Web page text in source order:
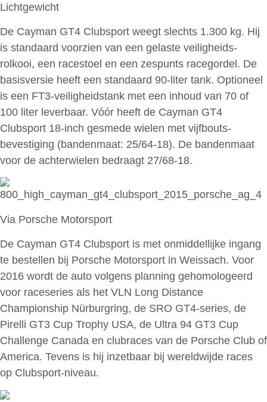
Lichtgewicht
De Cayman GT4 Clubsport weegt slechts 1.300 kg. Hij
is standaard voorzien van een gelaste veiligheids-
rolkooi, een racestoel en een zespunts racegordel. De
basisversie heeft een standaard 90-liter tank. Optioneel
is een FT3-veiligheidstank met een inhoud van 70 of
100 liter leverbaar. Vóór heeft de Cayman GT4
Clubsport 18-inch gesmede wielen met vijfbouts-
bevestiging (bandenmaat: 25/64-18). De bandenmaat
voor de achterwielen bedraagt 27/68-18.
Via Porsche Motorsport
De Cayman GT4 Clubsport is met onmiddellijke ingang
te bestellen bij Porsche Motorsport in Weissach. Voor
2016 wordt de auto volgens planning gehomologeerd
voor raceseries als het VLN Long Distance
Championship Nürburgring, de SRO GT4-series, de
Pirelli GT3 Cup Trophy USA, de Ultra 94 GT3 Cup
Challenge Canada en clubraces van de Porsche Club of
America. Tevens is hij inzetbaar bij wereldwijde races
op Clubsport-niveau.